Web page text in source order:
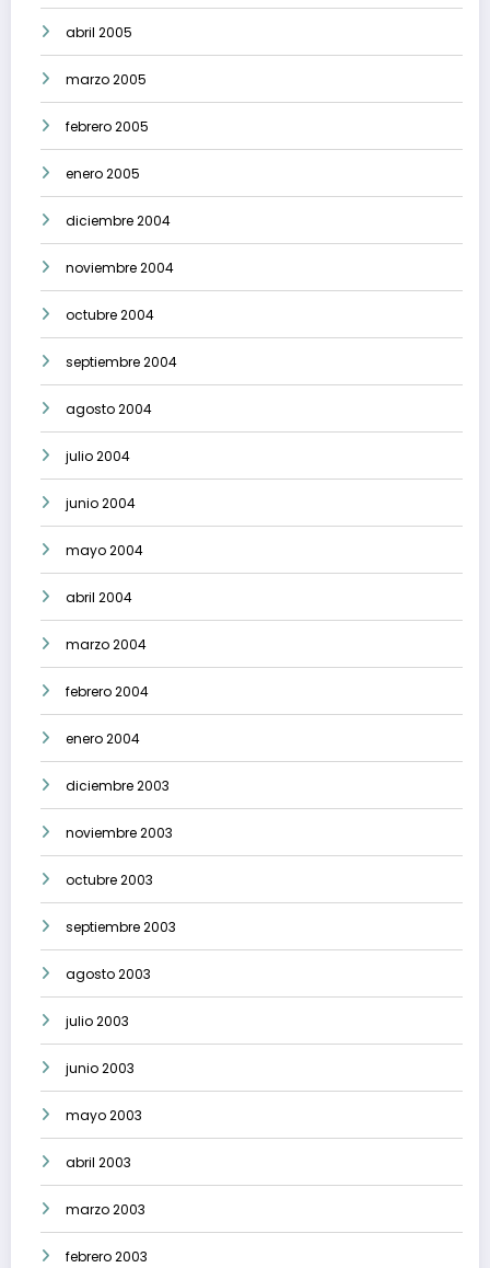
abril 2005
marzo 2005
febrero 2005
enero 2005
diciembre 2004
noviembre 2004
octubre 2004
septiembre 2004
agosto 2004
julio 2004
junio 2004
mayo 2004
abril 2004
marzo 2004
febrero 2004
enero 2004
diciembre 2003
noviembre 2003
octubre 2003
septiembre 2003
agosto 2003
julio 2003
junio 2003
mayo 2003
abril 2003
marzo 2003
febrero 2003